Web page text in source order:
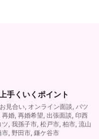
手くいくポイント
お見合い, オンライン面談, バツ
再婚, 再婚希望, 出張面談, 印西
ツ, 我孫子市, 松戸市, 柏市, 流山
市, 野田市, 鎌ケ谷市